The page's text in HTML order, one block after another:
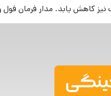
نیز کاهش یابد. مدار فرمان